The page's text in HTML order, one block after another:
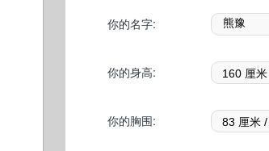
你的名字:
你的身高:
你的胸围: